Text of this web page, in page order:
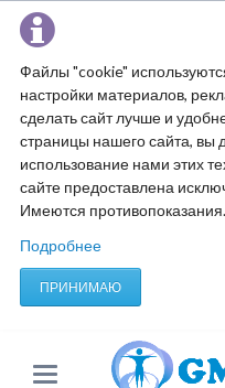
Файлы "cookie"
настройки материалов,
сделать сайт лучше и
страницы нашего сайта, вы
использование нами этих
сайте предоставлена
Имеются
Подробнее
ПРИНИМАЮ